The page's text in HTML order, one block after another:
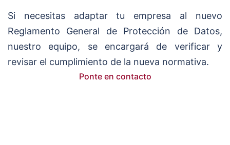
Si necesitas adaptar tu empresa al nuevo
Reglamento General de Protección de Datos,
nuestro equipo, se encargará de verificar y
revisar el cumplimiento de la nueva normativa.
Ponte en contacto